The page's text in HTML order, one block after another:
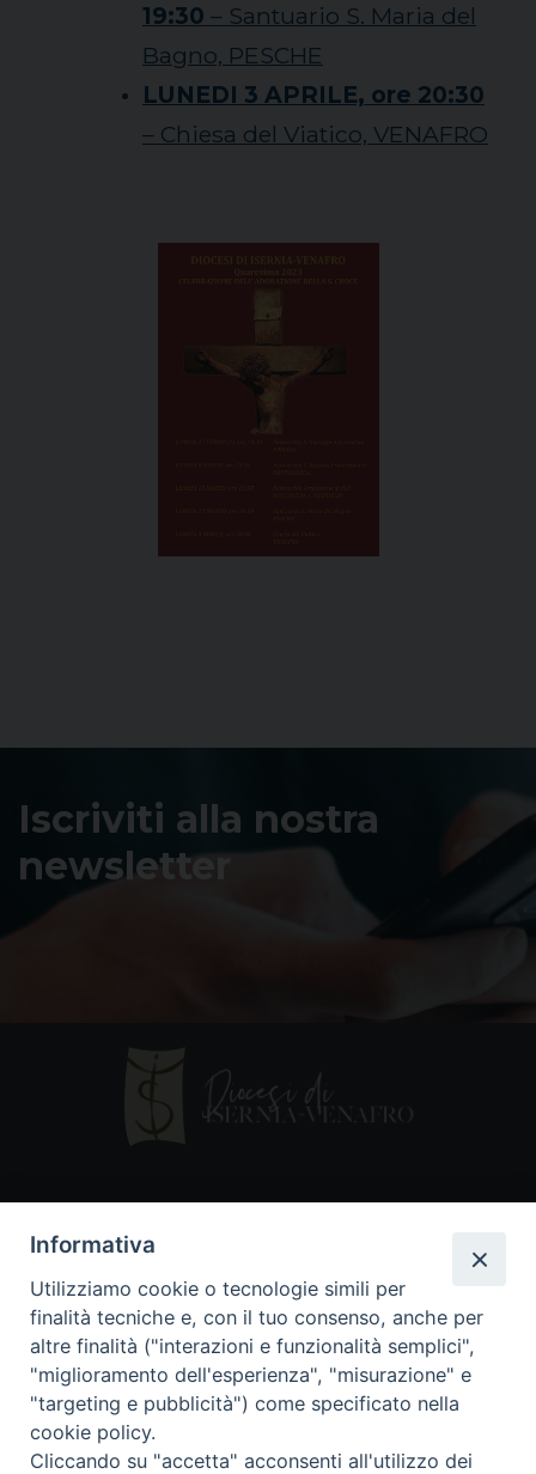
19:30 – Santuario S. Maria del
Bagno, PESCHE
LUNEDI 3 APRILE, ore 20:30
– Chiesa del Viatico, VENAFRO
Iscriviti alla nostra
newsletter
86170 Isernia
086550849
segreteria@diocesiiserniavenafro.it
I nostri social
Informativa
Utilizziamo cookie o tecnologie simili per
finalità tecniche e, con il tuo consenso, anche per
altre finalità ("interazioni e funzionalità semplici",
"miglioramento dell'esperienza", "misurazione" e
"targeting e pubblicità") come specificato nella
cookie policy.
Cliccando su "accetta" acconsenti all'utilizzo dei